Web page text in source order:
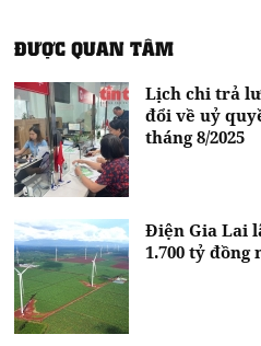
ĐƯỢC QUAN TÂM
Lịch chi trả
đổi về uỷ
tháng 8/2025
Điện Gia Lai
1.700 tỷ